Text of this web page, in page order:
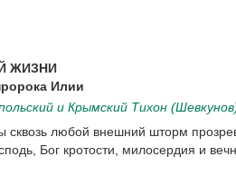
ЖИЗНИ
Илии
и Крымский Тихон
сквозь любой внешний шторм
Бог кротости, милосердия и